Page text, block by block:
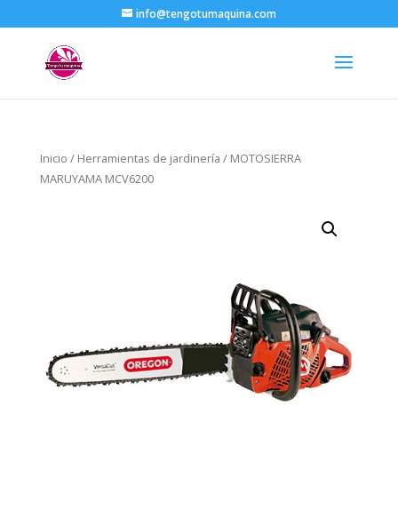
info@tengotumaquina.com
Inicio / Herramientas de jardinería / MOTOSIERRA
MARUYAMA MCV6200